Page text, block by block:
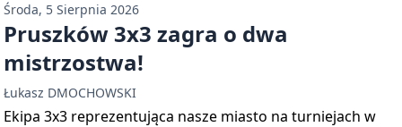
Środa, 5 Sierpnia 2026
Pruszków 3x3 zagra o dwa
mistrzostwa!
Łukasz DMOCHOWSKI
Ekipa 3x3 reprezentująca nasze miasto na turniejach w